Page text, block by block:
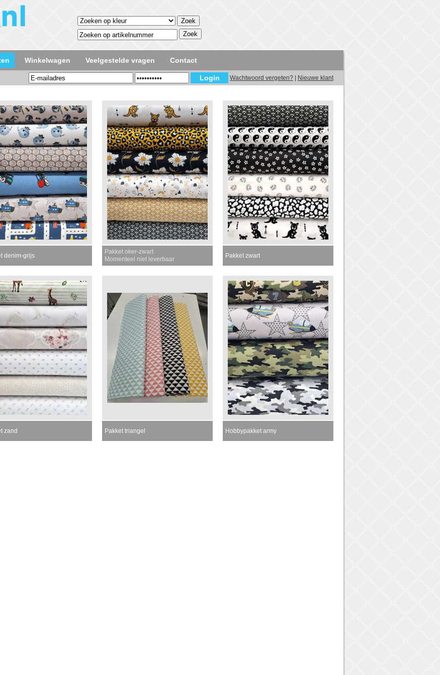
Winkelwagen Veelgestelde vragen Contact
Wachtwoord vergeten? Nieuwe klant
denim-grijs
Pakket oker-zwart
Momenteel niet leverbaar
Pakket zwart
zand Pakket triangel Hobbypakket army